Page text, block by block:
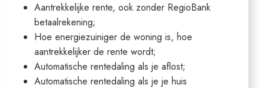
Aantrekkelijke rente, ook zonder RegioBank
betaalrekening;
Hoe energiezuiniger de woning is, hoe
aantrekkelijker de rente wordt;
Automatische rentedaling als je aflost;
Automatische rentedaling als je je huis